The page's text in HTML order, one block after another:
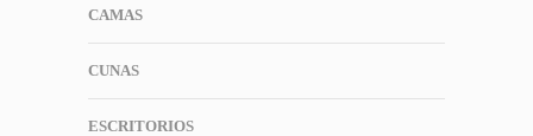
CAMAS
CUNAS
ESCRITORIOS